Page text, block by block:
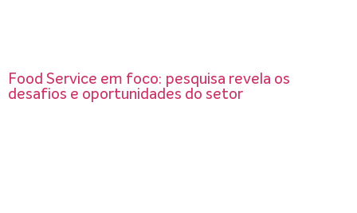
Food Service em foco: pesquisa revela os
desafios e oportunidades do setor